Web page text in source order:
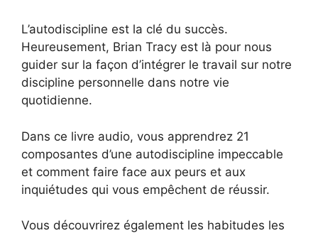
L’autodiscipline est la clé du succès.
Heureusement, Brian Tracy est là pour nous
guider sur la façon d’intégrer le travail sur notre
discipline personnelle dans notre vie
quotidienne.
Dans ce livre audio, vous apprendrez 21
composantes d’une autodiscipline impeccable
et comment faire face aux peurs et aux
inquiétudes qui vous empêchent de réussir.
Vous découvrirez également les habitudes les